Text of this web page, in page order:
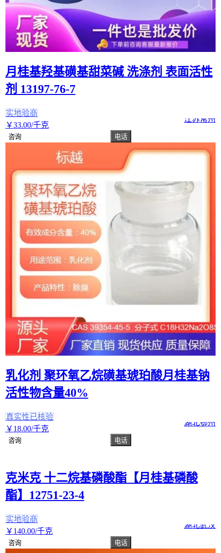
月桂基羟基磺基甜菜碱 洗涤剂 表面活性
剂 13197-76-7
实地验商
￥33.00/千克
江苏常州
咨询 电话
乳化剂 聚环氧乙烷磺基琥珀酸月桂基钠
活性物含量40%
真实性已核验
￥ 18.00/千克
湖北鄂州
咨询 电话
克米克 十二烷基磷酸酯【月桂基磷酸
酯】12751-23-4
实地验商
￥ 140.00/千克
湖北武汉
咨询 电话